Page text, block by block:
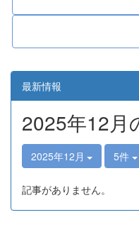
最新情報
2025年12月
2025年12月 5件
記事がありません。